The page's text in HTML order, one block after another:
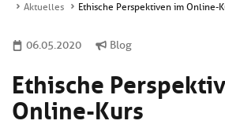
Dossiers
Aktuelles Ethische Perspektiven im Online-
06.05.2020 Blog
Ethische
Online-Kurs